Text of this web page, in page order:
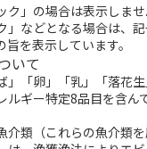
ク」の場合は表示しま
」などとなる場合は、
を表示しています。
いて
」「卵」「乳」「落花
ルギー特定8品目を含ん
類（これらの魚介類